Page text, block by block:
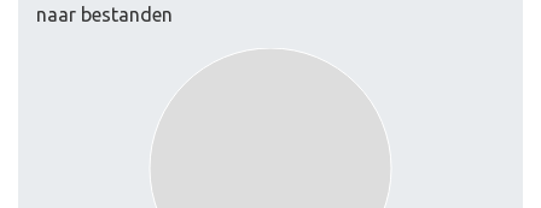
naar bestanden